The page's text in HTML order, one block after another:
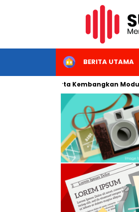
HOMEBERITA UTAMA
Negeri Jakarta Kembangkan